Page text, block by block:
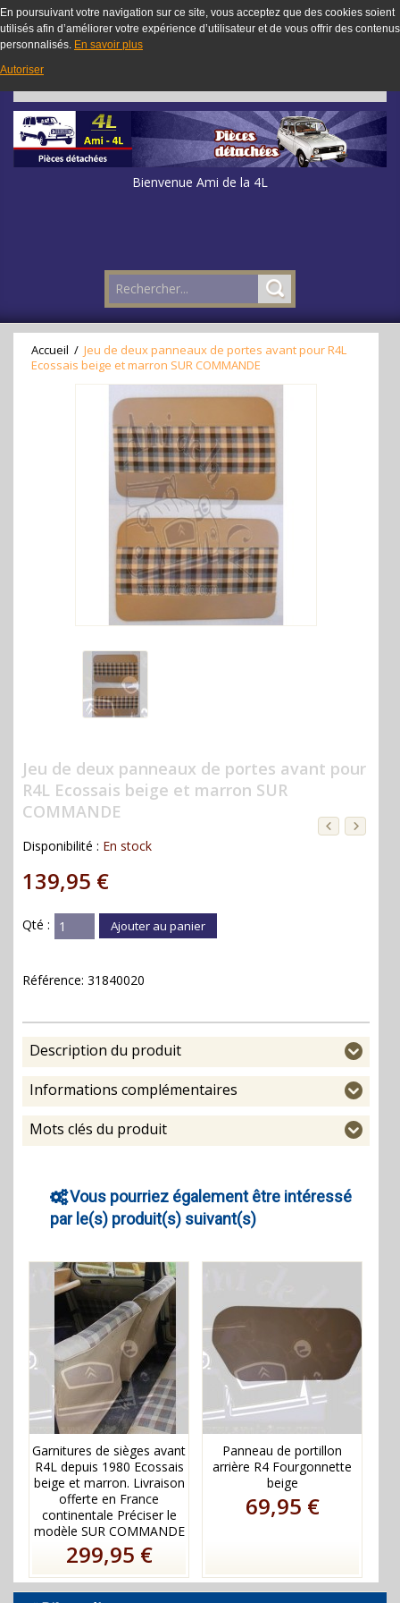
En poursuivant votre navigation sur ce site, vous acceptez que des cookies soient
utilisés afin d’améliorer votre expérience d’utilisateur et de vous offrir des contenus
personnalisés. En savoir plus
Autoriser
Bienvenue Ami de la 4L
Accueil / Jeu de deux panneaux de portes avant pour R4L
Ecossais beige et marron SUR COMMANDE
Jeu de deux panneaux de portes avant pour
R4L Ecossais beige et marron SUR
COMMANDE
Disponibilité : En stock
139,95 €
Qté : Ajouter au panier
Référence: 31840020
Description du produit
Informations complémentaires
Mots clés du produit
Vous pourriez également être intéressé
par le(s) produit(s) suivant(s)
Garnitures de sièges avant
R4L depuis 1980 Ecossais
beige et marron. Livraison
offerte en France
continentale Préciser le
modèle SUR COMMANDE
299,95 €
Panneau de portillon
arrière R4 Fourgonnette
beige
69,95 €